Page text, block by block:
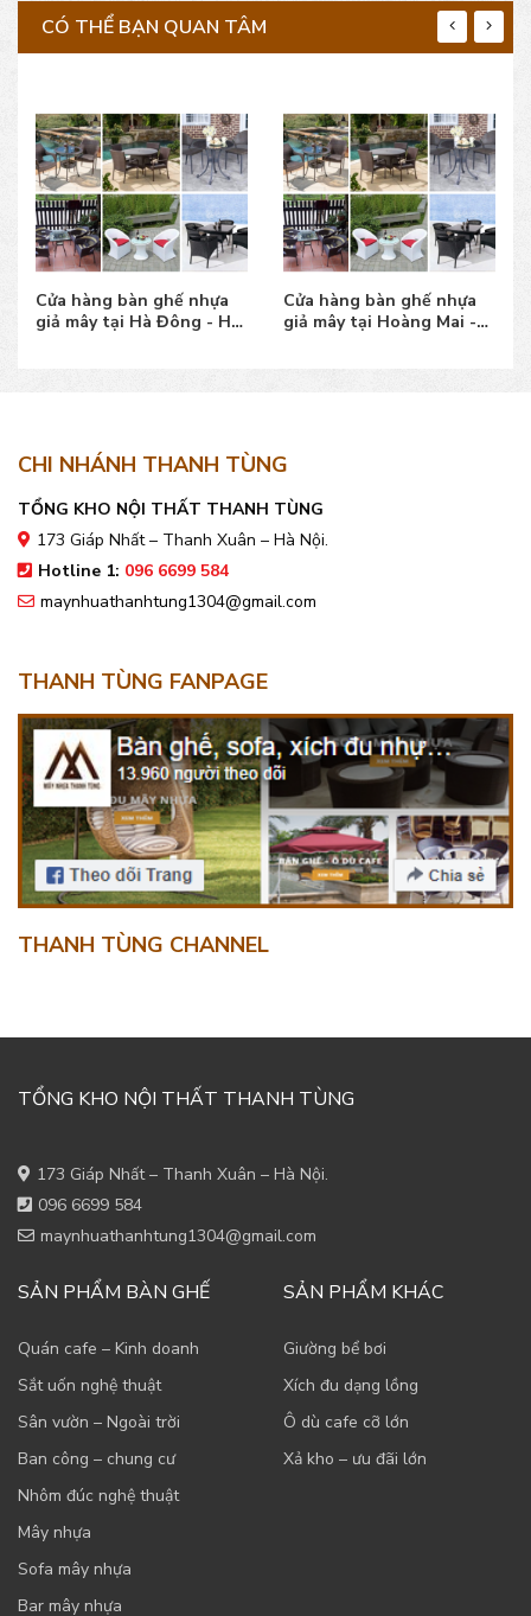
CÓ THỂ BẠN QUAN TÂM
Cửa hàng bàn ghế nhựa
giả mây tại Hà Đông - Hà
Cửa hàng bàn ghế nhựa
giả mây tại Hoàng Mai -
CHI NHÁNH THANH TÙNG
TỔNG KHO NỘI THẤT THANH TÙNG
173 Giáp Nhất – Thanh Xuân – Hà Nội.
Hotline 1: 096 6699 584
maynhuathanhtung1304@gmail.com
THANH TÙNG FANPAGE
THANH TÙNG CHANNEL
TỔNG KHO NỘI THẤT THANH TÙNG
173 Giáp Nhất – Thanh Xuân – Hà Nội.
096 6699 584
maynhuathanhtung1304@gmail.com
SẢN PHẨM BÀN GHẾ
Quán cafe – Kinh doanh
Sắt uốn nghệ thuật
Sân vườn – Ngoài trời
Ban công – chung cư
Nhôm đúc nghệ thuật
Mây nhựa
Sofa mây nhựa
Bar mây nhựa
SẢN PHẨM KHÁC
Giường bể bơi
Xích đu dạng lồng
Ô dù cafe cỡ lớn
Xả kho – ưu đãi lớn